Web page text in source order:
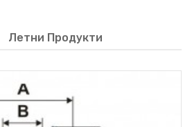
Летни Продукти